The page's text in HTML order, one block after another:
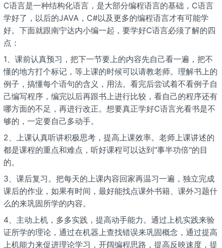
C语言是一种结构化语言，是大部分编程语言的基础，C语言
学好了，以后的JAVA，C#以及更多的编程语言才有可能学
好。下面就跟南宁达内小编一起，要学好C语言必须了解的四
点：
1、课前认真预习，把下一节要上的内容先自己看一遍，把不
懂的地方打个标记，等上课的时候可以请教老师。理解书上的
例子，搞懂每个语句的含义，用法。看完后尝试着不看例子自
己编写程序，编完以后再跟书上进行比较，看自己的程序还有
哪方面的不足，再进行改正。想要真正学好C语言光看书是不
够的，一定要自己多动手。
2、上课认真听讲积极思考，提高上课效率。老师上课讲述的
都是课程的重点和难点，听好课程可以达到"事半功倍"的目
的。
3、课后复习。把每天的上课内容回家再温习一遍，独立完成
课后的作业，如果有时间，最好能找点课外书籍、课外习题什
么的来巩固所学的内容。
4、主动上机，多多实践，提高动手能力。通过上机实践来验
证所学的理论，通过在机器上查找错误来巩固概念，通过提高
上机能力来促进理论学习，开阔编程思路，提高反映速度，提